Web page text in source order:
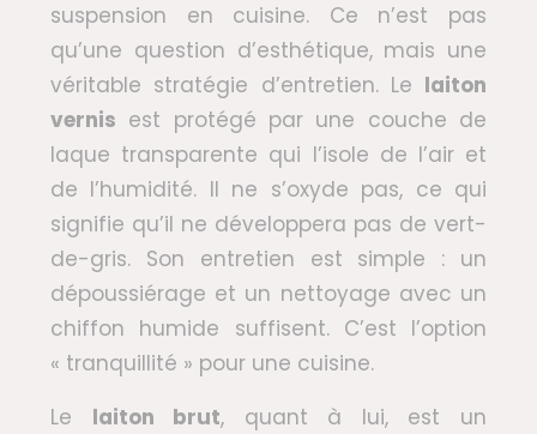
suspension en cuisine. Ce n’est pas
qu’une question d’esthétique, mais une
véritable stratégie d’entretien. Le laiton
vernis est protégé par une couche de
laque transparente qui l’isole de l’air et
de l’humidité. Il ne s’oxyde pas, ce qui
signifie qu’il ne développera pas de vert-
de-gris. Son entretien est simple : un
dépoussiérage et un nettoyage avec un
chiffon humide suffisent. C’est l’option
« tranquillité » pour une cuisine.
Le laiton brut, quant à lui, est un